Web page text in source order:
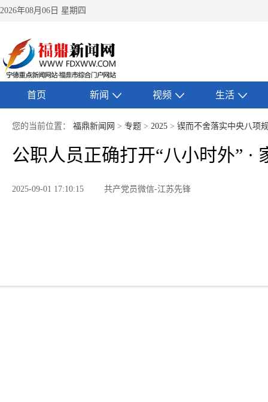
2026年08月06日 星期四
首页 新闻 视频 生活
您的当前位置： 福鼎新闻网 > 专题 > 2025 > 锲而不舍落实中央八项
公职人员正确打开“八小时外” ·
2025-09-01 17:10:15 共产党员微信-江苏先锋